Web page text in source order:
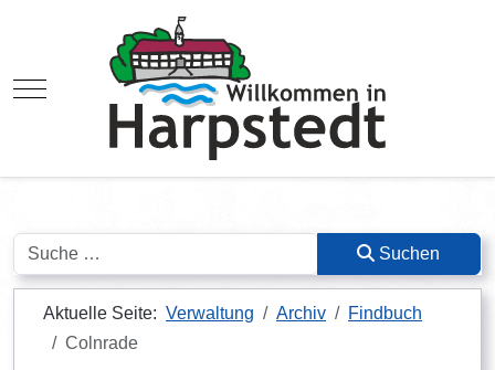
Mobile Menu Toggle
Suchen Suchen
Aktuelle Seite: Verwaltung Archiv
Findbuch
Colnrade